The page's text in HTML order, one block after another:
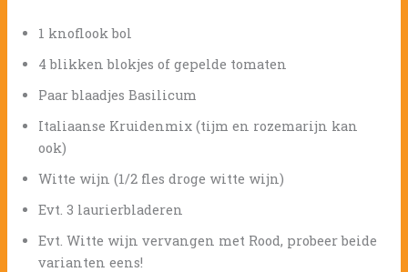
1 knoflook bol
4 blikken blokjes of gepelde tomaten
Paar blaadjes Basilicum
Italiaanse Kruidenmix (tijm en rozemarijn kan
ook)
Witte wijn (1/2 fles droge witte wijn)
Evt. 3 laurierbladeren
Evt. Witte wijn vervangen met Rood, probeer beide
varianten eens!